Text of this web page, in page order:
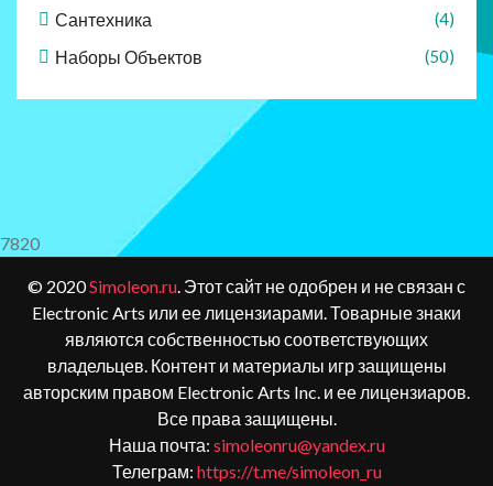
Сантехника (4)
Наборы Объектов (50)
7820
© 2020Simoleon.ru. Этот сайт не одобрен и не связан с
Electronic Arts или ее лицензиарами. Товарные знаки
являются собственностью соответствующих
владельцев. Контент и материалы игр защищены
авторским правом Electronic Arts Inc. и ее лицензиаров.
Все права защищены.
Наша почта: simoleonru@yandex.ru
Телеграм: https://t.me/simoleon_ru